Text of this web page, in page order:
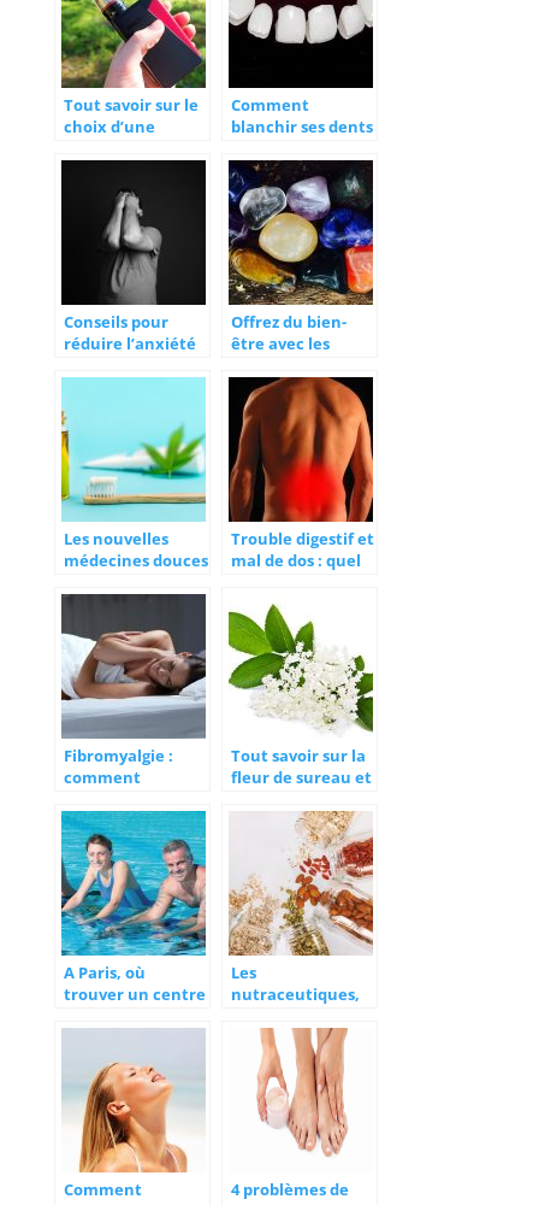
Tout savoir sur le
choix d’une
Comment
blanchir ses dents
efficace ?
Conseils pour
réduire l’anxiété
Offrez du bien-
être avec les
Les nouvelles
médecines douces
chanvre au cœur
du bien-être
Trouble digestif et
mal de dos : quel
Fibromyalgie :
comment
douleurs ?
Tout savoir sur la
fleur de sureau et
A Paris, où
trouver un centre
Les
nutraceutiques,
donc ?
Comment
4 problèmes de